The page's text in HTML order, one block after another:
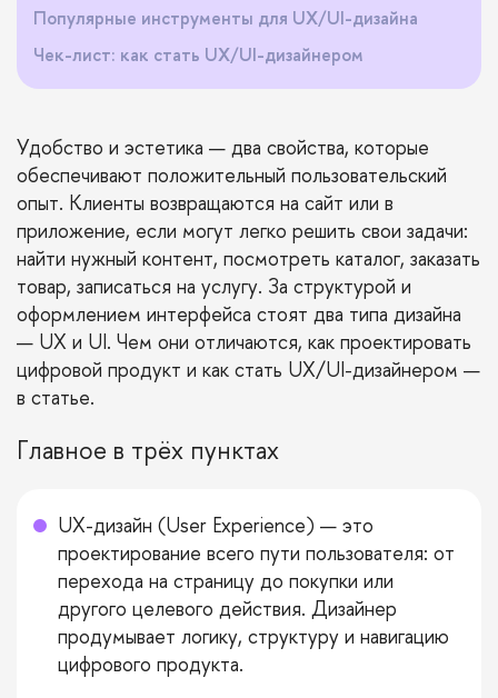
Популярные инструменты для UX/UI-дизайна
Чек-лист: как стать UX/UI-дизайнером
Удобство и эстетика — два свойства, которые
обеспечивают положительный пользовательский
опыт. Клиенты возвращаются на сайт или в
приложение, если могут легко решить свои задачи:
найти нужный контент, посмотреть каталог, заказать
товар, записаться на услугу. За структурой и
оформлением интерфейса стоят два типа дизайна
— UX и UI. Чем они отличаются, как проектировать
цифровой продукт и как стать UX/UI-дизайнером —
в статье.
Главное в трёх пунктах
UX-дизайн (User Experience) — это
проектирование всего пути пользователя: от
перехода на страницу до покупки или
другого целевого действия. Дизайнер
продумывает логику, структуру и навигацию
цифрового продукта.